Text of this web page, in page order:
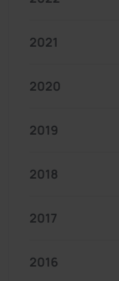
2021
2020
2019
2018
2017
2016